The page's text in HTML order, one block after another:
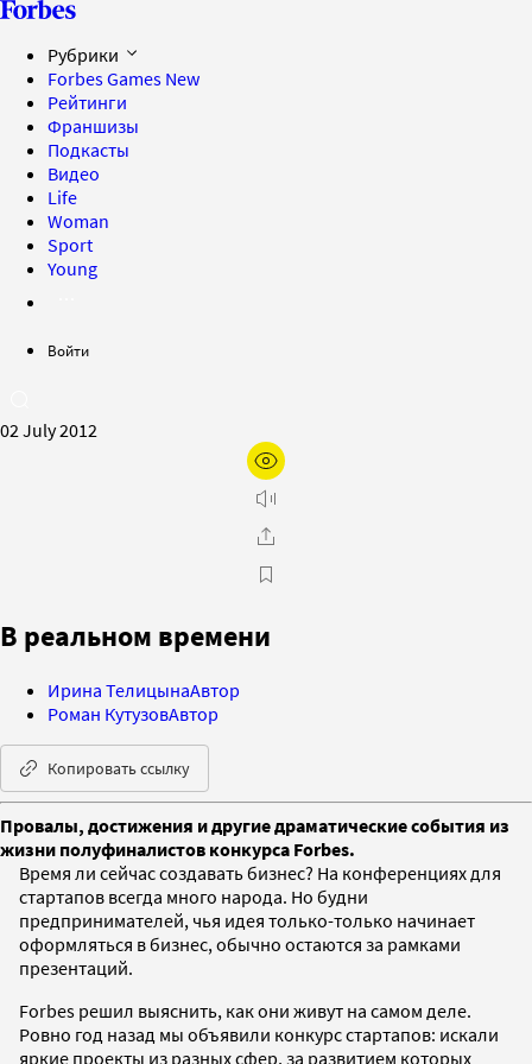
Рубрики
Forbes Games New
Рейтинги
Франшизы
Подкасты
Видео
Life
Woman
Sport
Young
Войти
02 July 2012
В реальном времени
Ирина ТелицынаАвтор
Роман КутузовАвтор
Копировать ссылку
Провалы, достижения и другие драматические события из
жизни полуфиналистов конкурса Forbes.
Время ли сейчас создавать бизнес? На конференциях для
стартапов всегда много народа. Но будни
предпринимателей, чья идея только-только начинает
оформляться в бизнес, обычно остаются за рамками
презентаций.
Forbes решил выяснить, как они живут на самом деле.
Ровно год назад мы объявили конкурс стартапов: искали
яркие проекты из разных сфер, за развитием которых